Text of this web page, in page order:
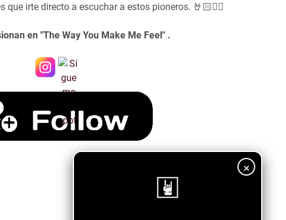
×
que irte directo a escuchar a estos pioneros. 🤘🏻❤
en "The Way You Make Me Feel" .